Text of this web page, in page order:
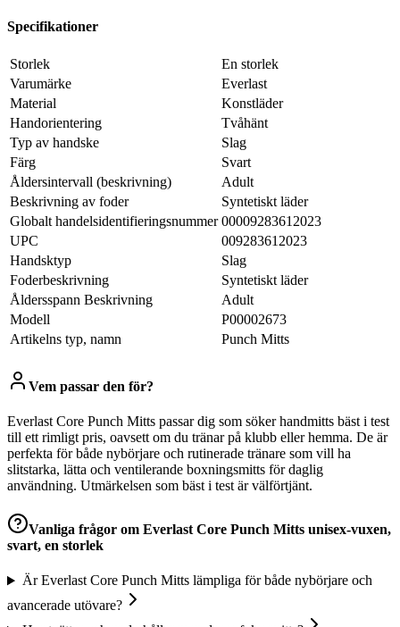
Specifikationer
Storlek
En storlek
Varumärke
Everlast
Material
Konstläder
Handorientering
Tvåhänt
Typ av handske
Slag
Färg
Svart
Åldersintervall (beskrivning)
Adult
Beskrivning av foder
Syntetiskt läder
Globalt handelsidentifieringsnummer 00009283612023
UPC
009283612023
Handsktyp
Slag
Foderbeskrivning
Syntetiskt läder
Åldersspann Beskrivning
Adult
Modell
P00002673
Artikelns typ, namn
Punch Mitts
Vem passar den för?
Everlast Core Punch Mitts passar dig som söker handmitts bäst i test
till ett rimligt pris, oavsett om du tränar på klubb eller hemma. De är
perfekta för både nybörjare och rutinerade tränare som vill ha
slitstarka, lätta och ventilerande boxningsmitts för daglig
användning. Utmärkelsen som bäst i test är välförtjänt.
Vanliga frågor om Everlast Core Punch Mitts unisex-vuxen,
svart, en storlek
Är Everlast Core Punch Mitts lämpliga för både nybörjare och
avancerade utövare?